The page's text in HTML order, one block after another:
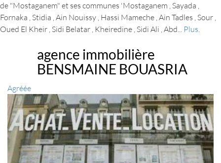
de "Mostaganem" et ses communes 'Mostaganem , Sayada ,
Fornaka , Stidia , Ain Nouissy , Hassi Mameche , Ain Tadles , Sour ,
Oued El Kheir , Sidi Belatar , Kheiredine , Sidi Ali , Abd... Plus.
agence immobilière
BENSMAINE BOUASRIA
Agréée